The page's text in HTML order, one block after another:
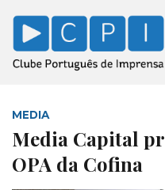
MEDIA
Media Capital
OPA da Cofina